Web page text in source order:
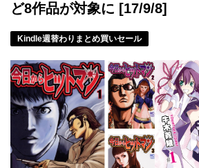
ど8作品が対象に [17/9/8]
Kindle週替わりまとめ買いセール